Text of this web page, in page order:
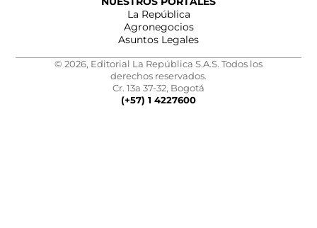
La República
Agronegocios
Asuntos Legales
© 2026, Editorial La República S.A.S. Todos los
derechos reservados.
Cr. 13a 37-32, Bogotá
(+57) 1 4227600